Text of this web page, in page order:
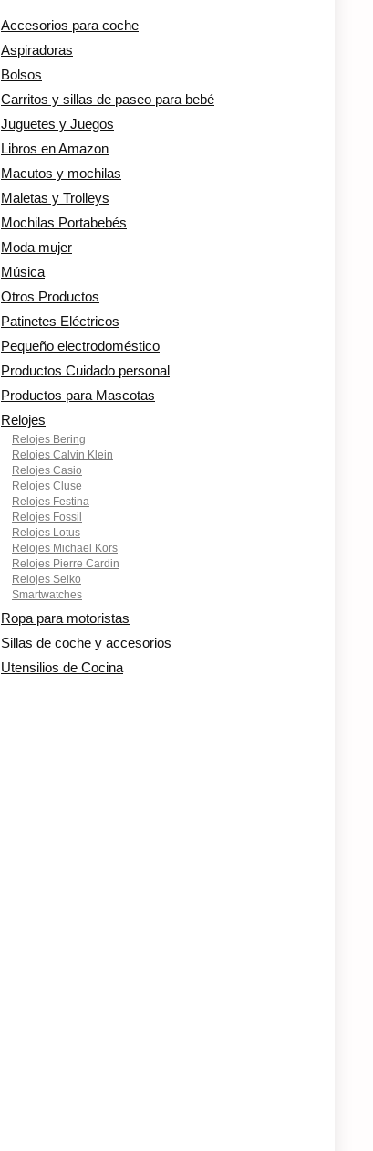
Accesorios para coche
Aspiradoras
Bolsos
Carritos y sillas de paseo para bebé
Juguetes y Juegos
Libros en Amazon
Macutos y mochilas
Maletas y Trolleys
Mochilas Portabebés
Moda mujer
Música
Otros Productos
Patinetes Eléctricos
Pequeño electrodoméstico
Productos Cuidado personal
Productos para Mascotas
Relojes
Relojes Bering
Relojes Calvin Klein
Relojes Casio
Relojes Cluse
Relojes Festina
Relojes Fossil
Relojes Lotus
Relojes Michael Kors
Relojes Pierre Cardin
Relojes Seiko
Smartwatches
Ropa para motoristas
Sillas de coche y accesorios
Utensilios de Cocina